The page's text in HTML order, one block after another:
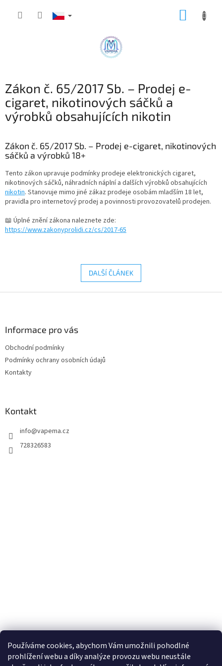
Používáme cookies, abychom Vám umožnili pohodlné
prohlížení webu a díky analýze provozu webu neustále
Zákon č. 65/2017 Sb. – Prodej e-
cigaret, nikotinových sáčků a
výrobků obsahujících nikotin
Zákon č. 65/2017 Sb. – Prodej e-cigaret, nikotinových
sáčků a výrobků 18+
Tento zákon upravuje podmínky prodeje elektronických cigaret,
nikotinových sáčků, náhradních náplní a dalších výrobků obsahujících
nikotin. Stanovuje mimo jiné zákaz prodeje osobám mladším 18 let,
pravidla pro internetový prodej a povinnosti provozovatelů prodejen.
📖 Úplné znění zákona naleznete zde:
https://www.zakonyprolidi.cz/cs/2017-65
DALŠÍ ČLÁNEK
Informace pro vás
Obchodní podmínky
Podmínky ochrany osobních údajů
Kontakty
Kontakt
info@vapema.cz
728326583